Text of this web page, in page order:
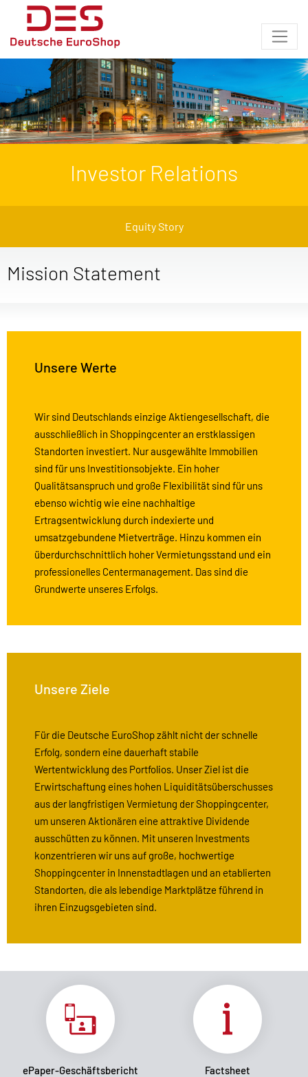
Investor Relations
Equity Story
Mission Statement
Unsere Werte
Wir sind Deutschlands einzige Aktiengesellschaft, die
ausschließlich in Shoppingcenter an erstklassigen
Standorten investiert. Nur ausgewählte Immobilien
sind für uns Investitionsobjekte. Ein hoher
Qualitätsanspruch und große Flexibilität sind für uns
ebenso wichtig wie eine nachhaltige
Ertragsentwicklung durch indexierte und
umsatzgebundene Mietverträge. Hinzu kommen ein
überdurchschnittlich hoher Vermietungsstand und ein
professionelles Centermanagement. Das sind die
Grundwerte unseres Erfolgs.
Unsere Ziele
Für die Deutsche EuroShop zählt nicht der schnelle
Erfolg, sondern eine dauerhaft stabile
Wertentwicklung des Portfolios. Unser Ziel ist die
Erwirtschaftung eines hohen Liquiditätsüberschusses
aus der langfristigen Vermietung der Shoppingcenter,
um unseren Aktionären eine attraktive Dividende
ausschütten zu können. Mit unseren Investments
konzentrieren wir uns auf große, hochwertige
Shoppingcenter in Innenstadtlagen und an etablierten
Standorten, die als lebendige Marktplätze führend in
ihren Einzugsgebieten sind.
ePaper-Geschäftsbericht Factsheet